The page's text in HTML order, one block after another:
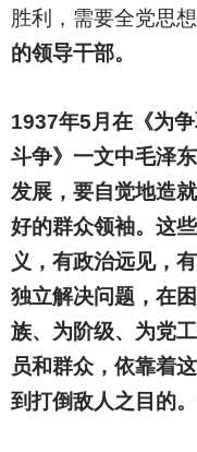
胜利，需要全党思
的领导干部。
1937年5月在《为
斗争》一文中毛泽
发展，要自觉地造
好的群众领袖。这
义，有政治远见，
独立解决问题，在
族、为阶级、为党
员和群众，依靠着
到打倒敌人之目的